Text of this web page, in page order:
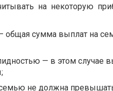
на некоторую
общая сумма выплат на
— в этом случае
не должна